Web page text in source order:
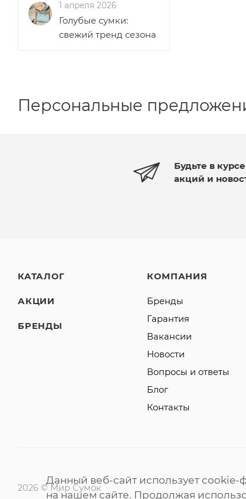
1 апреля 2026
Голубые сумки:
свежий тренд сезона
Персональные
Будьте в
акций и
КАТАЛОГ
АКЦИИ
БРЕНДЫ
КОМПАНИЯ
Бренды
Гарантия
Вакансии
Новости
Вопросы и ответы
Блог
Контакты
2026 © Мир Сумок
Данный веб-сайт использует cookie-
на нашем сайте. Продолжая